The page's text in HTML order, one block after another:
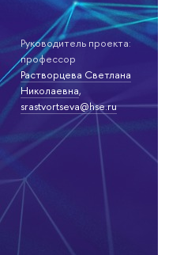
Руководитель проекта:
профессор
Растворцева Светлана
Николаевна,
srastvortseva@hse.ru